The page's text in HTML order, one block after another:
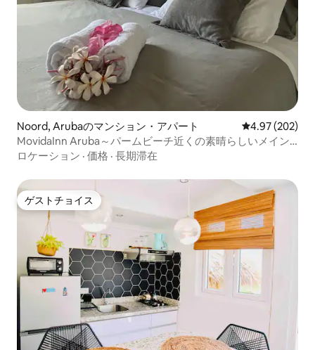
Noord, Arubaのマンション・アパート レビュー202
4.97 (202)
MovidaInn Aruba～パームビーチ近くの素晴らしいメイン
ハウス
ロケーション · 価格 · 長期滞在
ゲストチョイス
ゲストチョイス